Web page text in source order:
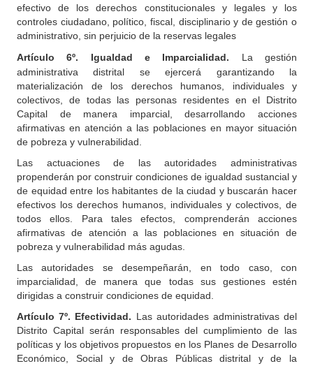
efectivo de los derechos constitucionales y legales y los
controles ciudadano, político, fiscal, disciplinario y de gestión o
administrativo, sin perjuicio de la reservas legales
Artículo 6º. Igualdad e Imparcialidad. La gestión
administrativa distrital se ejercerá garantizando la
materialización de los derechos humanos, individuales y
colectivos, de todas las personas residentes en el Distrito
Capital de manera imparcial, desarrollando acciones
afirmativas en atención a las poblaciones en mayor situación
de pobreza y vulnerabilidad.
Las actuaciones de las autoridades administrativas
propenderán por construir condiciones de igualdad sustancial y
de equidad entre los habitantes de la ciudad y buscarán hacer
efectivos los derechos humanos, individuales y colectivos, de
todos ellos. Para tales efectos, comprenderán acciones
afirmativas de atención a las poblaciones en situación de
pobreza y vulnerabilidad más agudas.
Las autoridades se desempeñarán, en todo caso, con
imparcialidad, de manera que todas sus gestiones estén
dirigidas a construir condiciones de equidad.
Artículo7º. Efectividad. Las autoridades administrativas del
Distrito Capital serán responsables del cumplimiento de las
políticas y los objetivos propuestos en los Planes de Desarrollo
Económico, Social y de Obras Públicas distrital y de la